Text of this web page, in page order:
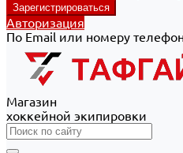
Авторизация
По Email или номеру
Магазин
хоккейной экипировки